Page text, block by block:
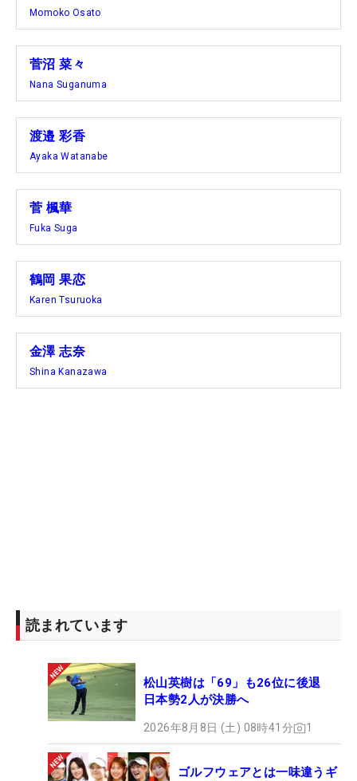
Momoko Osato
菅沼 菜々
Nana Suganuma
渡邉 彩香
Ayaka Watanabe
菅 楓華
Fuka Suga
鶴岡 果恋
Karen Tsuruoka
金澤 志奈
Shina Kanazawa
読まれています
松山英樹は「69」も26位に後退
日本勢2人が決勝へ
2026年8月8日 (土) 08時41分 1
ゴルフウェアとは一味違うギ